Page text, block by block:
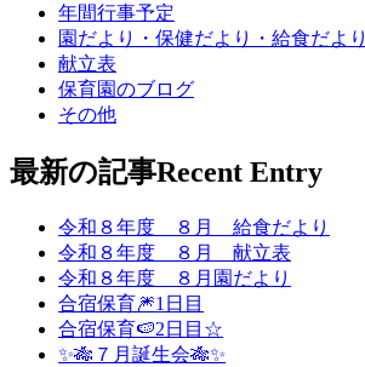
年間行事予定
園だより・保健だより・給食だより
献立表
保育園のブログ
その他
最新の記事Recent Entry
令和８年度 ８月 給食だより
令和８年度 ８月 献立表
令和８年度 ８月園だより
合宿保育🎆1日目
合宿保育🍉2日目☆
✨🎋７月誕生会🎋✨